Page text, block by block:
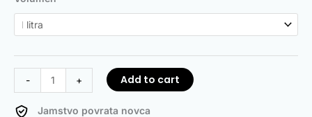
-
Converter
quantity
+ Add to cart
Jamstvo povrata novca